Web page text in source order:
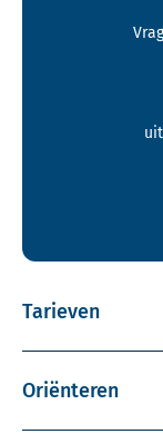
Tarieven
Oriënteren